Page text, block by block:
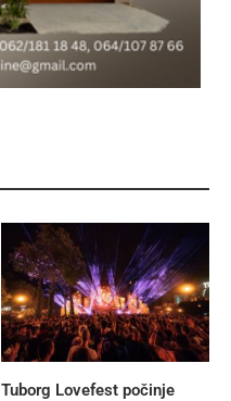
Tuborg Lovefest počinje